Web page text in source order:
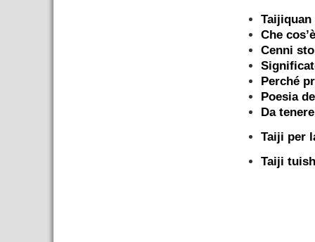
Taijiquan
Che
Cenni
Perché
Poesia
Da
Taiji per
Taiji